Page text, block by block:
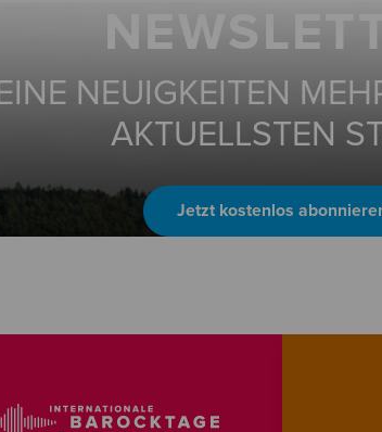
NEUIGKEITEN
AKTUELLSTEN
Jetzt kostenlos
© photo-graphic-art